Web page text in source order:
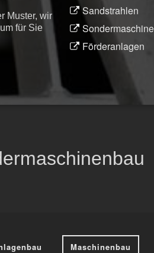
Muster, wir
für Sie
Sandstrahlen
Förderanlagen
Maschinenbau